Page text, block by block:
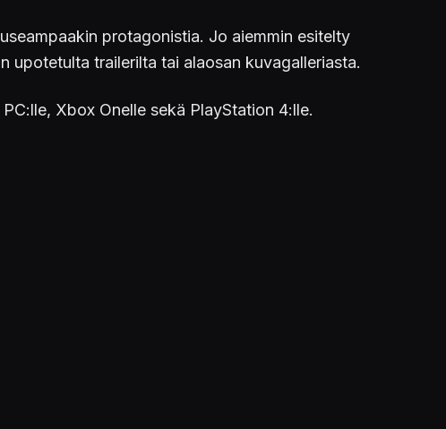
protagonistia. Jo aiemmin esitelty
upotetulta trailerilta tai alaosan kuvagalleriasta.
Xbox Onelle sekä PlayStation 4:lle.